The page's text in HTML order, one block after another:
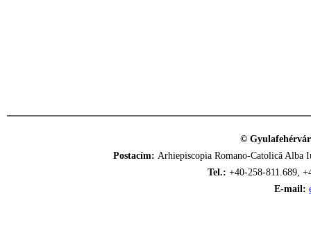
©
Postacím: Arhiepiscopia Romano-Catolică
Tel.: +40-258-811.689,
E-mail: